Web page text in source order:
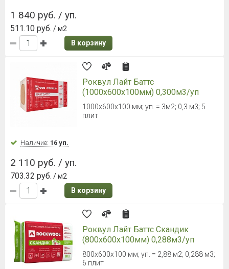
1 840 руб. / уп.
511.10 руб. / м2
В корзину
Роквул Лайт Баттс
(1000х600х100мм) 0,300м3/уп
1000x600x100 мм; уп. = 3м2; 0,3 м3; 5
плит
Наличие: 16 уп.
2 110 руб. / уп.
703.32 руб. / м2
В корзину
Роквул Лайт Баттс Скандик
(800х600х100мм) 0,288м3/уп
800х600х100 мм; уп. = 2,88 м2; 0,288 м3;
6 плит